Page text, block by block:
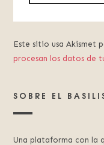
Este sitio usa Akismet
procesan los datos de
SOBRE EL
Una plataforma con la